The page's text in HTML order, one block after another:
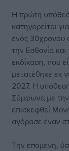
Η πρώτη
κατηγορείται
ενός 30χρονου
την Εσθονία
εκδίκαση, που
μετατέθηκε εκ
2027. Η
Σύμφωνα με την
επισκεφθεί
αγόρασε έναν
Την επομένη,